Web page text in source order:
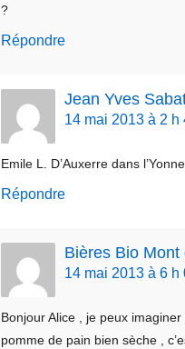
?
Répondre
Jean Yves
14 mai 2013 à 2 h
Emile L. D’Auxerre dans
Répondre
Bières Bio
14 mai 2013 à 6 h
Bonjour Alice , je peux
pomme de pain bien sèche ,